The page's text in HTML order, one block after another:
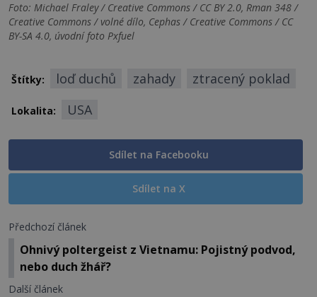
Foto: Michael Fraley / Creative Commons / CC BY 2.0, Rman 348 /
Creative Commons / volné dílo, Cephas / Creative Commons / CC
BY-SA 4.0, úvodní foto Pxfuel
Štítky: loď duchů zahady ztracený poklad
Lokalita: USA
Sdílet na Facebooku
Sdílet na X
Předchozí článek
Ohnivý poltergeist z Vietnamu: Pojistný podvod,
nebo duch žhář?
Další článek